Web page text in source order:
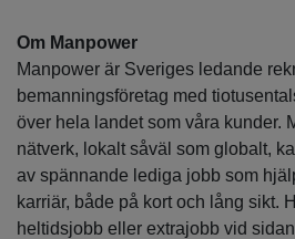
Om Manpower
Manpower är Sveriges ledande
bemanningsföretag med
över hela landet som våra kunder.
nätverk, lokalt såväl som globalt,
av spännande lediga jobb som
karriär, både på kort och lång sikt.
heltidsjobb eller extrajobb vid